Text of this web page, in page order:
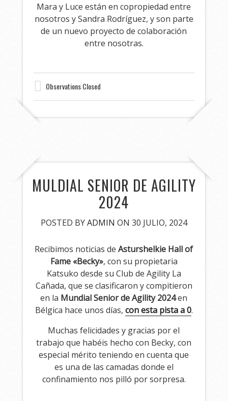
Mara y Luce están en copropiedad entre
nosotros y Sandra Rodríguez, y son parte
de un nuevo proyecto de colaboración
entre nosotras.
Observations Closed
MULDIAL SENIOR DE AGILITY
2024
POSTED BYADMIN ON 30 JULIO, 2024
Recibimos noticias deAsturshelkie Hall of
Fame «Becky», con su propietaria
Katsuko desde su Club de Agility La
Cañada, que se clasificaron y compitieron
en la Mundial Senior de Agility 2024en
Bélgica hace unos días, con esta pista a 0.
Muchas felicidades y gracias por el
trabajo que habéis hecho con Becky, con
especial mérito teniendo en cuenta que
es una de las camadas donde el
confinamiento nos pilló por sorpresa.